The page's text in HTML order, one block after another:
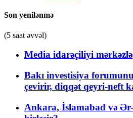
Son yenilənmə
(5 saat əvvəl)
Media idarəçiliyi
Bakı investisiya
çevirir, diqqət qeyri-neft
Ankara, İslamabad və